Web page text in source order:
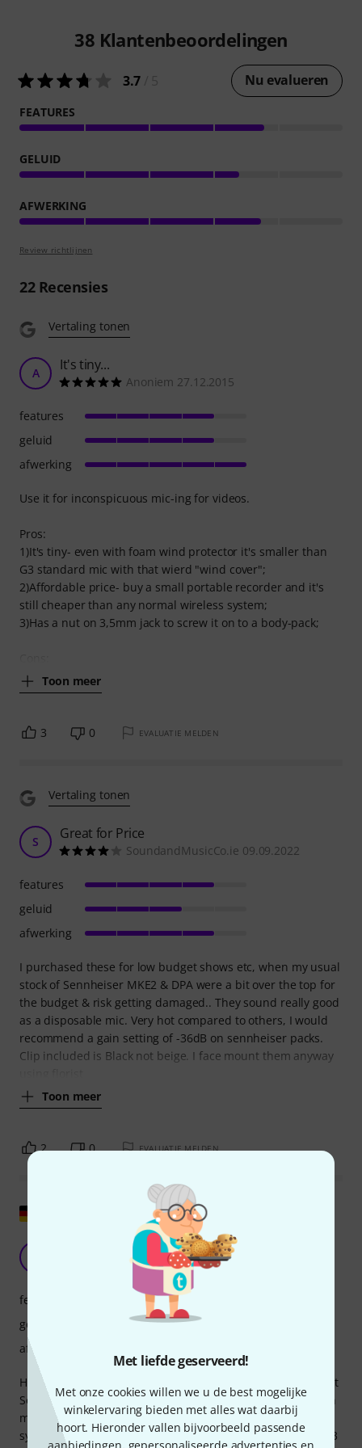
Met liefde geserveerd!
Met onze cookies willen we u de best mogelijke
winkelervaring bieden met alles wat daarbij
hoort. Hieronder vallen bijvoorbeeld passende
aanbiedingen, gepersonaliseerde advertenties en
38 Klantenbeoordelingen
3.7 Nu evalueren
FEATURES
GELUID
AFWERKING
Review richtlijnen
22Recensies
Vertaling tonen
A It's tiny...
Anoniem 27.12.2015
Use it for inconspicuous mic-ing for videos.
Pros:
1)It's tiny- even with foam wind protector it's smaller than
G3 standard mic with that wierd "wind cover";
2)Affordable price- buy a small portable recorder and it's
still cheaper than any normal wireless system;
3)Has a nut on 3,5mm jack to screw it on to a body-pack;
Toon meer
features
geluid
afwerking
3 0 EVALUATIE MELDEN
Vertaling tonen
S Great for Price
SoundandMusicCo.ie 09.09.2022
I purchased these for low budget shows etc, when my usual
stock of Sennheiser MKE2 & DPA were a bit over the top for
the budget & risk getting damaged.. They sound really good
as a disposable mic. Very hot compared to others, I would
recommend a gain setting of -36dB on sennheiser packs.
Clip included is Black not beige. I face mount them anyway
Toon meer
features
geluid
afwerking
2 0 EVALUATIE MELDEN
Mark Stephan 21.07.2020
Hallo allemaal, ik gebruik acht van deze microfoons met het
Sennheiser ew100 draadloze systeem. Ik heb ze vergeleken
met de Sennheiser ME4 dasspeldmicrofoons die bij het
systeem werden geleverd en met de Sennheiser HSP4 EW-3
features
geluid
afwerking